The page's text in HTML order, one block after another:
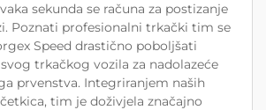
sekunda se računa za postizanje
Poznati profesionalni trkački tim se
Speed drastično poboljšati
trkačkog vozila za nadolazeće
prvenstva. Integriranjem naših
tim je doživjela značajno